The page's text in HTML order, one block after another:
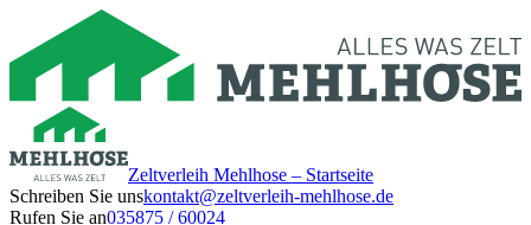
Zeltverleih Mehlhose – Startseite
Schreiben Sie unskontakt@zeltverleih-mehlhose.de
Rufen Sie an035875 / 60024